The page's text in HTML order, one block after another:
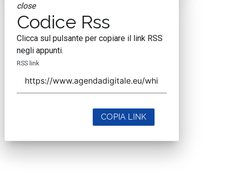
close
Codice Rss
Clicca sul pulsante per copiare il link RSS
negli appunti.
RSS link
COPIA LINK